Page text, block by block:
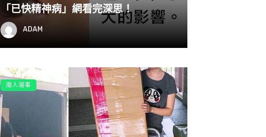
「已快精神病」網看完深思！
ADAM
潮人潮事